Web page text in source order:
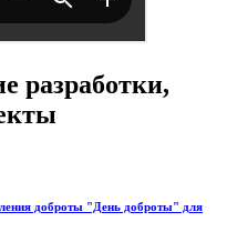
разработки,
доброты "День доброты" для